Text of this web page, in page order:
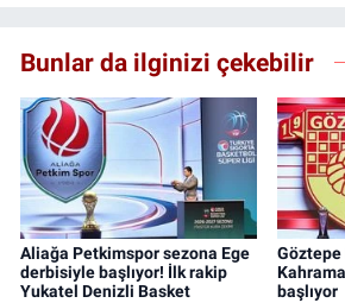
Bunlar da ilginizi çekebilir
Aliağa Petkimspor sezona Ege
derbisiyle başlıyor! İlk rakip
Yukatel Denizli Basket
Göztepe
başlıyor